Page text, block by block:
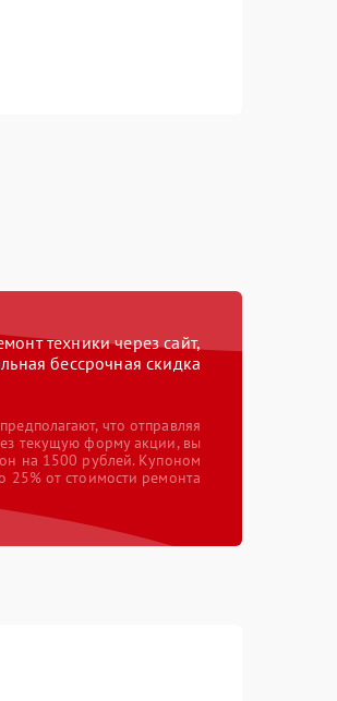
техники через сайт,
бессрочная скидка
что отправляя
текущую форму акции, вы
на 1500 рублей. Купоном
25% от стоимости ремонта